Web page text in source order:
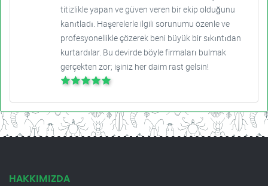
titizlikle yapan ve güven veren bir ekip olduğunu
kanıtladı. Haşerelerle ilgili sorunumu özenle ve
profesyonellikle çözerek beni büyük bir sıkıntıdan
kurtardılar. Bu devirde böyle firmaları bulmak
gerçekten zor; işiniz her daim rast gelsin!
HAKKIMIZDA